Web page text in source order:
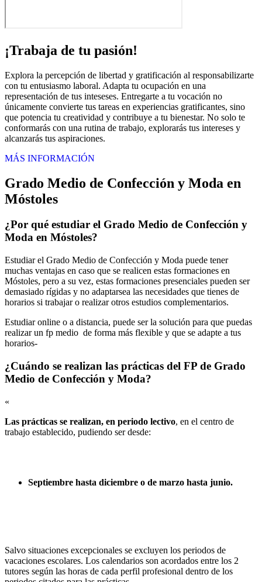
¡Trabaja de tu pasión!
Explora la percepción de libertad y gratificación al responsabilizarte
con tu entusiasmo laboral. Adapta tu ocupación en una
representación de tus inteseses. Entregarte a tu vocación no
únicamente convierte tus tareas en experiencias gratificantes, sino
que potencia tu creatividad y contribuye a tu bienestar. No solo te
conformarás con una rutina de trabajo, explorarás tus intereses y
alcanzarás tus aspiraciones.
MÁS INFORMACIÓN
Grado Medio de Confección y Moda en
Móstoles
¿Por qué estudiar el Grado Medio de Confección y
Moda en Móstoles?
Estudiar el Grado Medio de Confección y Moda puede tener
muchas ventajas en caso que se realicen estas formaciones en
Móstoles, pero a su vez, estas formaciones presenciales pueden ser
demasiado rígidas y no adaptarsea las necesidades que tienes de
horarios si trabajar o realizar otros estudios complementarios.
Estudiar online o a distancia, puede ser la solución para que puedas
realizar un fp medio de forma más flexible y que se adapte a tus
horarios-
¿Cuándo se realizan las prácticas del FP de Grado
Medio de Confección y Moda?
«
Las prácticas se realizan, en periodo lectivo, en el centro de
trabajo establecido, pudiendo ser desde:
Septiembre hasta diciembre o de marzo hasta junio.
Salvo situaciones excepcionales se excluyen los periodos de
vacaciones escolares. Los calendarios son acordados entre los 2
tutores según las horas de cada perfil profesional dentro de los